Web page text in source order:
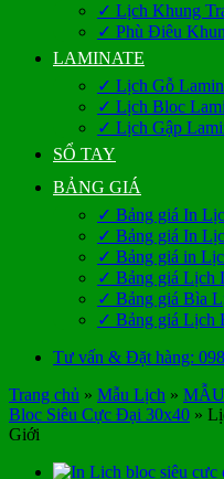
✓ Lịch Khung
✓ Phù Điêu
LAMINATE
✓ Lịch Gỗ
✓ Lịch Bloc
✓ Lịch Gập
SỔ TAY
BẢNG GIÁ
✓ Bảng giá In
✓ Bảng giá In
✓ Bảng giá in
✓ Bảng giá Lịch
✓ Bảng giá Bìa
✓ Bảng giá Lịch
Tư vấn & Đặt hàng:
Trang chủ » Mẫu Lịch »
Bloc Siêu Cực Đại 30x40 »
Giới